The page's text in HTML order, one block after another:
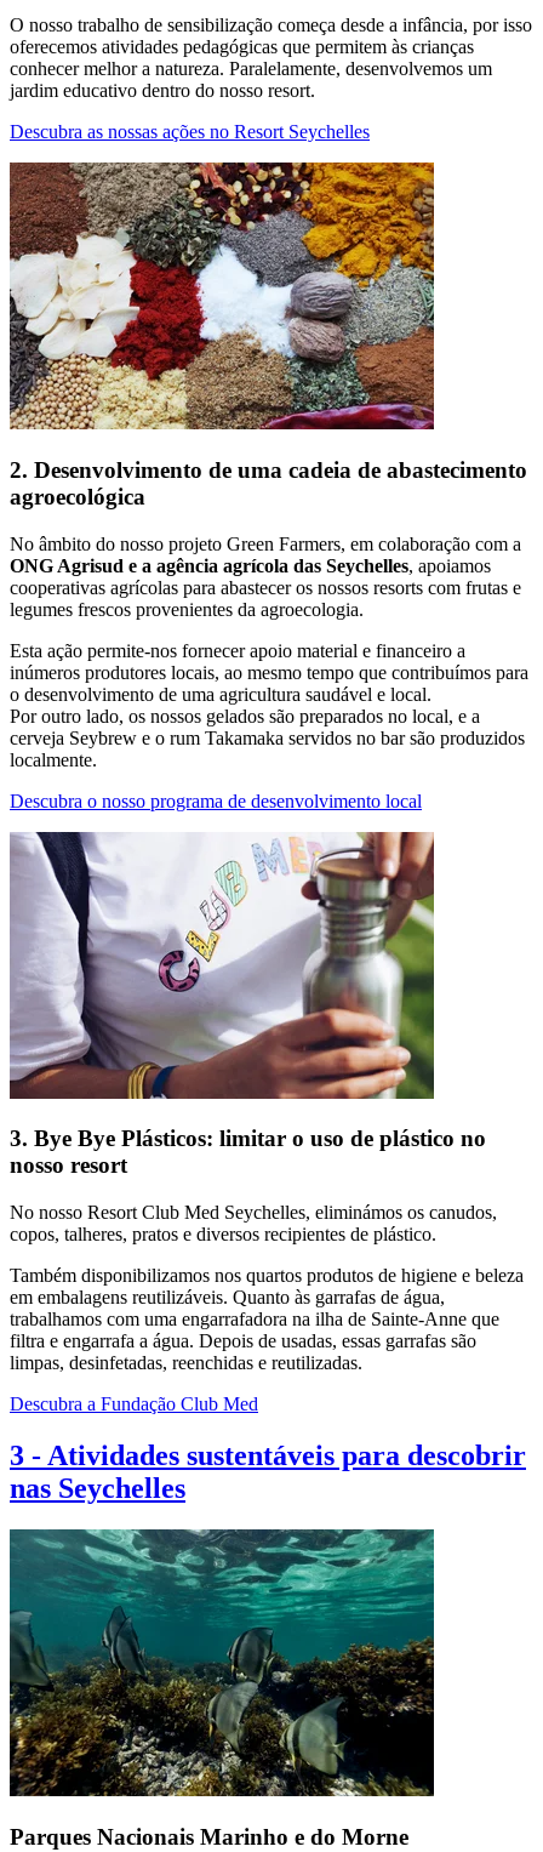
O nosso trabalho de sensibilização começa desde a infância, por isso
oferecemos atividades pedagógicas que permitem às crianças
conhecer melhor a natureza. Paralelamente, desenvolvemos um
jardim educativo dentro do nosso resort.
Descubra as nossas ações no Resort Seychelles
2. Desenvolvimento de uma cadeia de abastecimento
agroecológica
No âmbito do nosso projeto Green Farmers, em colaboração com a
ONG Agrisud e a agência agrícola das Seychelles, apoiamos
cooperativas agrícolas para abastecer os nossos resorts com frutas e
legumes frescos provenientes da agroecologia.
Esta ação permite-nos fornecer apoio material e financeiro a
inúmeros produtores locais, ao mesmo tempo que contribuímos para
o desenvolvimento de uma agricultura saudável e local.
Por outro lado, os nossos gelados são preparados no local, e a
cerveja Seybrew e o rum Takamaka servidos no bar são produzidos
localmente.
Descubra o nosso programa de desenvolvimento local
3. Bye Bye Plásticos: limitar o uso de plástico no
nosso resort
No nosso Resort Club Med Seychelles, eliminámos os canudos,
copos, talheres, pratos e diversos recipientes de plástico.
Também disponibilizamos nos quartos produtos de higiene e beleza
em embalagens reutilizáveis. Quanto às garrafas de água,
trabalhamos com uma engarrafadora na ilha de Sainte-Anne que
filtra e engarrafa a água. Depois de usadas, essas garrafas são
limpas, desinfetadas, reenchidas e reutilizadas.
Descubra a Fundação Club Med
3 - Atividades sustentáveis para descobrir
nas Seychelles
Parques Nacionais Marinho e do Morne